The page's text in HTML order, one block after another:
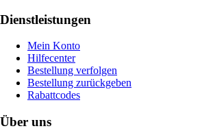
Dienstleistungen
Mein Konto
Hilfecenter
Bestellung verfolgen
Bestellung zurückgeben
Rabattcodes
Über uns